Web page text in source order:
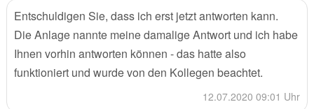
Entschuldigen Sie, dass ich erst jetzt antworten kann.
Die Anlage nannte meine damalige Antwort und ich habe
Ihnen vorhin antworten können - das hatte also
funktioniert und wurde von den Kollegen beachtet.
12.07.2020 09:01 Uhr